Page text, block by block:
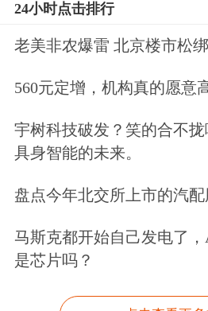
24小时点击排行
老美非农爆雷 北京楼市松
560元定增，机构真的愿意
宇树科技破发？笑的合不
具身智能的未来。
盘点今年北交所上市的汽配
马斯克都开始自己发电了
是芯片吗？